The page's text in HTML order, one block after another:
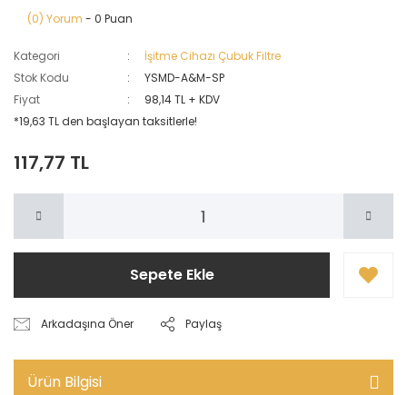
(0) Yorum - 0 Puan
Kategori
İşitme Cihazı Çubuk Filtre
Stok Kodu
YSMD-A&M-SP
Fiyat
98,14 TL + KDV
*19,63 TL den başlayan taksitlerle!
117,77 TL
Sepete Ekle
Arkadaşına Öner Paylaş
Ürün Bilgisi